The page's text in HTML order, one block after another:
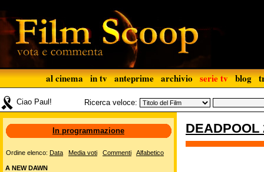
al cinema in tv anteprime archivio serie tv blog
Ciao Paul! Ricerca veloce:
DEADPOOL
In programmazione
Ordine elenco: Data Media voti Commenti Alfabetico
A NEW DAWN